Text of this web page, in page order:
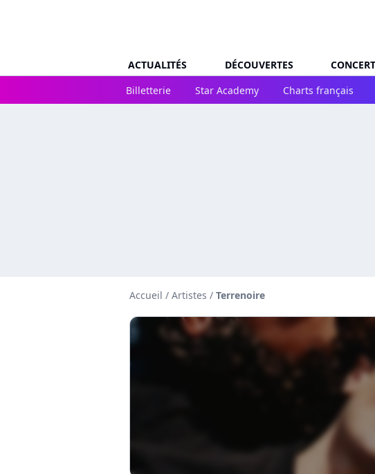
ACTUALITÉS DÉCOUVERTES
Billetterie
Star Academy Charts français
Accueil / Artistes / Terrenoire